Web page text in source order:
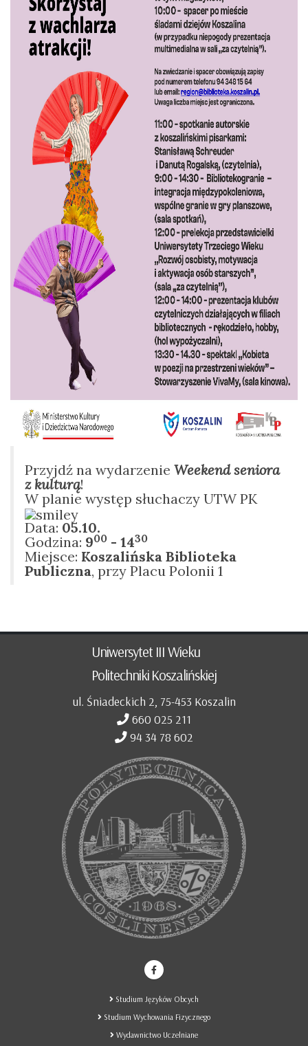
Przyjdź na wydarzenie Weekend seniora
z kulturą!
W planie występ słuchaczy UTW PK
Data: 05.10.
Godzina: 900 - 1430
Miejsce: Koszalińska Biblioteka
Publiczna, przy Placu Polonii 1
Studium Języków Obcych
Studium Wychowania Fizycznego
Wydawnictwo Uczelniane
Uniwersytet III Wieku
Politechniki Koszalińskiej
ul. Śniadeckich 2, 75-453 Koszalin
660 025 211
94 34 78 602